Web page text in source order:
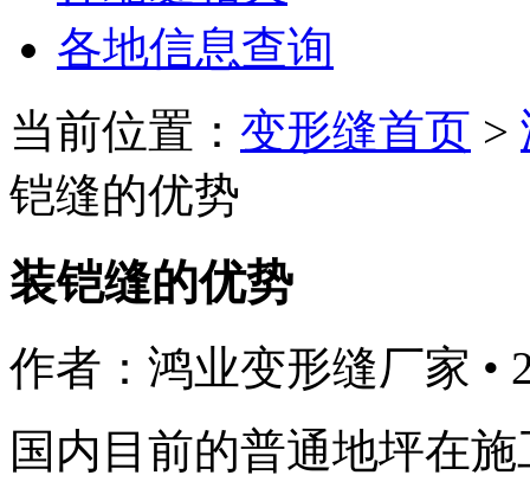
各地信息查询
当前位置： 变形缝首页 >
铠缝的优势
装铠缝的优势
作者：鸿业变形缝厂家 •
国内目前的普通地坪在